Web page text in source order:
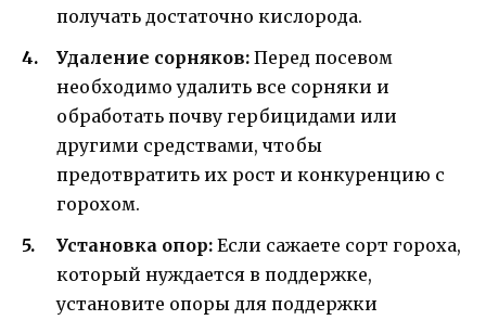
получать достаточно кислорода.
Удаление сорняков: Перед посевом
необходимо удалить все сорняки и
обработать почву гербицидами или
другими средствами, чтобы
предотвратить их рост и конкуренцию с
горохом.
Установка опор: Если сажаете сорт гороха,
который нуждается в поддержке,
установите опоры для поддержки